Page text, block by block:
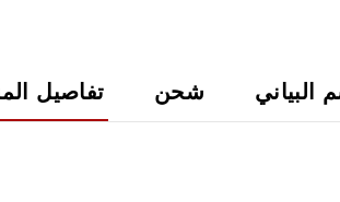
تفاصيل شحن البياني